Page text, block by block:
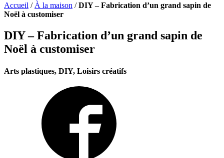
Accueil /À la maison /DIY – Fabrication d’un grand sapin de
Noël à customiser
DIY – Fabrication d’un grand sapin de
Noël à customiser
Arts plastiques, DIY, Loisirs créatifs